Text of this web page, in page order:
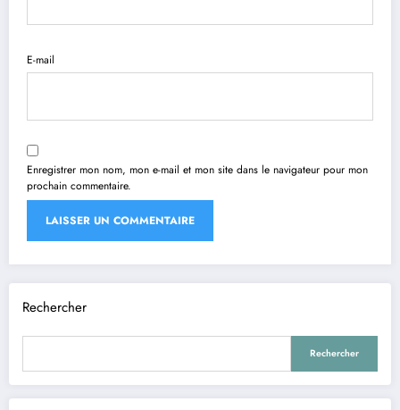
E-mail
Enregistrer mon nom, mon e-mail et mon site dans le navigateur pour mon
prochain commentaire.
Rechercher
Rechercher